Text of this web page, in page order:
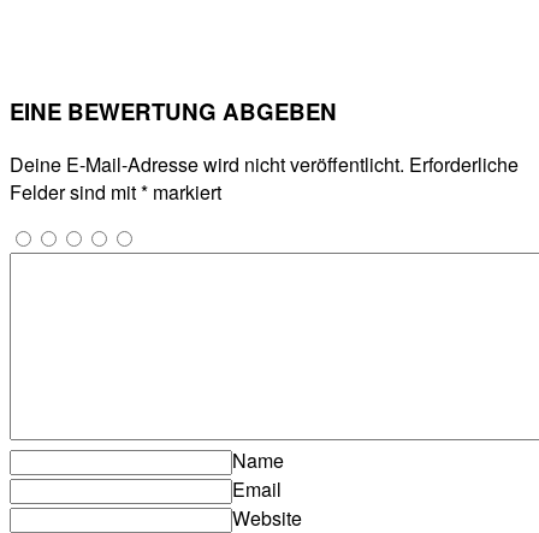
EINE BEWERTUNG ABGEBEN
Deine E-Mail-Adresse wird nicht veröffentlicht. Erforderliche
Felder sind mit* markiert
Name
Email
Website